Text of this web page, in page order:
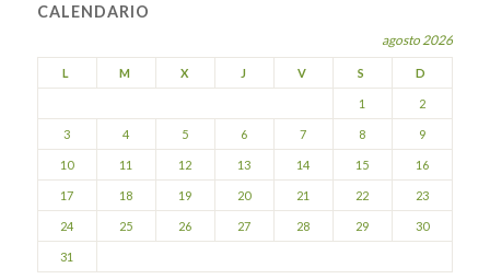
CALENDARIO
agosto 2026
L M X J V S D
1 2
3 4 5 6 7 8 9
10 11 12 13 14 15 16
17 18 19 20 21 22 23
24 25 26 27 28 29 30
31